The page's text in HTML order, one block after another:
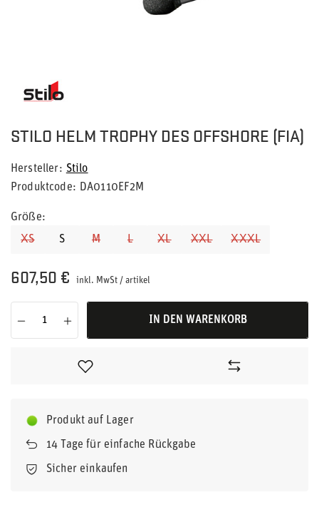
STILO HELM TROPHY DES OFFSHORE (FIA)
Hersteller
Stilo
Produktcode
DA0110EF2M
Größe
XS
S M L XL XXL XXXL
607,50 € inkl. MwSt / artikel
IN DEN WARENKORB
Produkt auf Lager
14 Tage für einfache Rückgabe
Sicher einkaufen